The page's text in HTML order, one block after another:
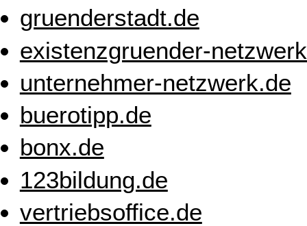
gruenderstadt.de
existenzgruender-
unternehmer-netzwerk.de
buerotipp.de
bonx.de
123bildung.de
vertriebsoffice.de